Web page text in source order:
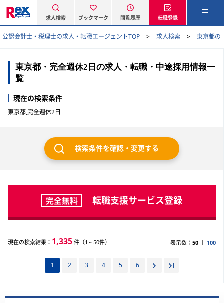
求人検索 ブックマーク 閲覧履歴 転職登録
公認会計士・税理士の求人・転職エージェントTOP 求人検索 東京都の
東京都・完全週休2日の求人・転職・中途採用情報一
覧
現在の検索条件
東京都,完全週休2日
検索条件を確認・変更する
完全無料 転職支援サービス登録
現在の検索結果： 1,335 件（1～50件） 表示数： 50 100
1 2 3 4 5 6